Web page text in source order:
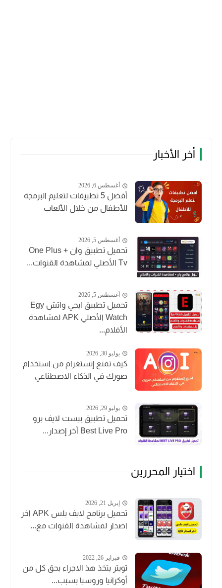
أخر الأخبار
أغسطس 6, 2026
أفضل 5 تطبيقات لتعليم البرمجة
للأطفال من خلال الألعاب
أغسطس 5, 2026
تحميل تطبيق وان + One Plus
Tv الأصلي لمشاهدة القنوات...
أغسطس 5, 2026
تحميل تطبيق ايجي واتش Egy
Watch الأصلي APK لمشاهدة
الأفلام...
يوليو 30, 2026
كيف تمنع إنستغرام من استخدام
صورك في الذكاء الاصطناعي
يوليو 29, 2026
تحميل تطبيق بيست لايف برو
Best Live Pro آخر إصدار...
اختيار المحررين
إبريل 21, 2026
تحميل برنامج لايف بلس APK اخر
اصدار لمشاهدة القنوات مع...
فبراير 26, 2022
تويتر يتخذ هذ الاجراء بحق كل من
أوكرانيا وروسيا بسبب...